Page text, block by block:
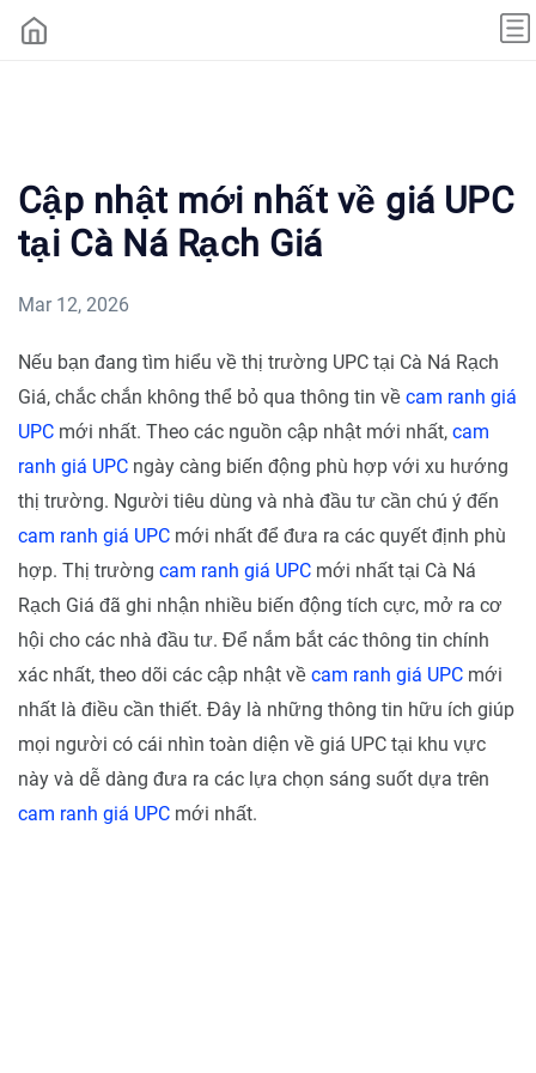
Cập nhật mới nhất về giá UPC
tại Cà Ná Rạch Giá
Mar 12, 2026
Nếu bạn đang tìm hiểu về thị trường UPC tại Cà Ná Rạch
Giá, chắc chắn không thể bỏ qua thông tin về cam ranh giá
UPC mới nhất. Theo các nguồn cập nhật mới nhất, cam
ranh giá UPC ngày càng biến động phù hợp với xu hướng
thị trường. Người tiêu dùng và nhà đầu tư cần chú ý đến
cam ranh giá UPC mới nhất để đưa ra các quyết định phù
hợp. Thị trường cam ranh giá UPC mới nhất tại Cà Ná
Rạch Giá đã ghi nhận nhiều biến động tích cực, mở ra cơ
hội cho các nhà đầu tư. Để nắm bắt các thông tin chính
xác nhất, theo dõi các cập nhật về cam ranh giá UPC mới
nhất là điều cần thiết. Đây là những thông tin hữu ích giúp
mọi người có cái nhìn toàn diện về giá UPC tại khu vực
này và dễ dàng đưa ra các lựa chọn sáng suốt dựa trên
cam ranh giá UPC mới nhất.